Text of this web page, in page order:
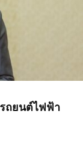
รถยนต์ไฟฟ้า